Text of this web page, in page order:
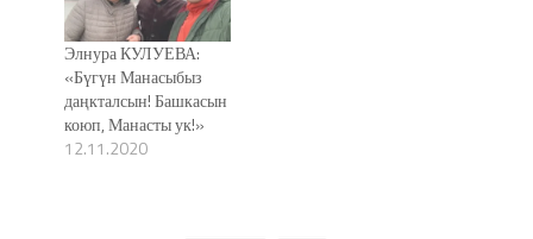
Элнура КУЛУЕВА:
«Бүгүн Манасыбыз
даңкталсын! Башкасын
коюп, Манасты ук!»
12.11.2020